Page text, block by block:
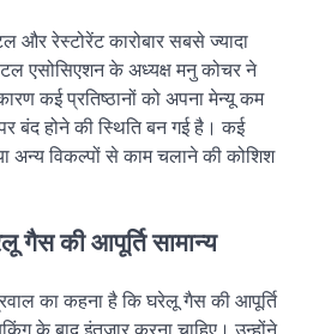
और रेस्टोरेंट कारोबार सबसे ज्यादा
एसोसिएशनके अध्यक्ष मनु कोचर ने
कई प्रतिष्ठानों को अपना मेन्यू कम
बंद होने की स्थिति बन गई है। कई
अन्य विकल्पों से काम चलाने की कोशिश
गैस की आपूर्ति सामान्य
का कहना है कि घरेलू गैस की आपूर्ति
के बाद इंतजार करना चाहिए। उन्होंने